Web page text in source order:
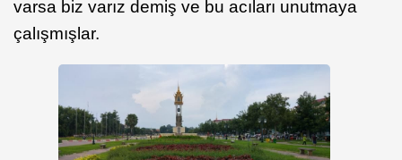
varsa biz varız demiş ve bu acıları unutmaya
çalışmışlar.